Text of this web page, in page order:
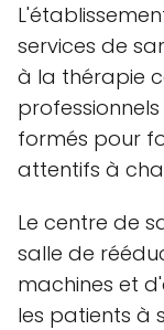
services de
à la thérapie
formés pour
attentifs à
Le centre de
salle de
machines et
les patients à